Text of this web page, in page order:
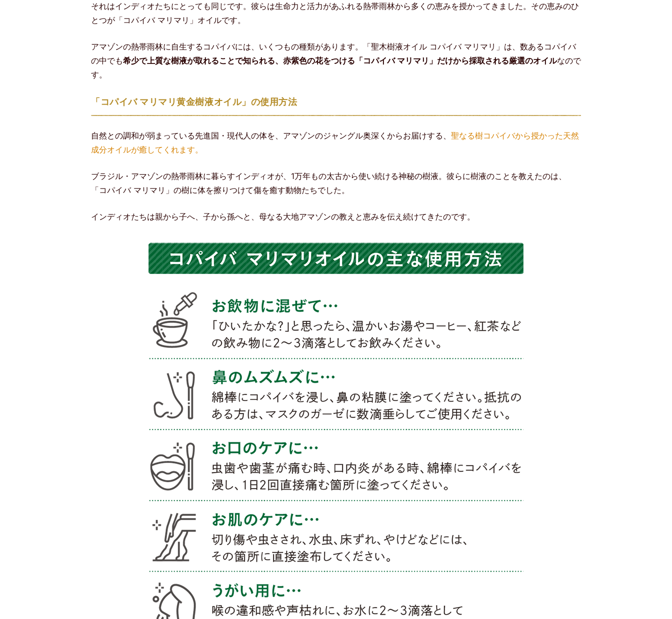
それはインディオたちにとっても同じです。彼らは生命力と活力があふれる熱帯雨林から多くの恵みを授かってきました。その恵みのひ
とつが「コパイバ マリマリ」オイルです。
アマゾンの熱帯雨林に自生するコパイバには、いくつもの種類があります。「聖木樹液オイル コパイバ マリマリ」は、数あるコパイバ
の中でも希少で上質な樹液が取れることで知られる、赤紫色の花をつける「コパイバ マリマリ」だけから採取される厳選のオイルなので
す。
「コパイバ マリマリ黄金樹液オイル」の使用方法
自然との調和が弱まっている先進国・現代人の体を、アマゾンのジャングル奥深くからお届けする、 聖なる樹コパイバから授かった天然
成分オイルが癒してくれます。
ブラジル・アマゾンの熱帯雨林に暮らすインディオが、1万年もの太古から使い続ける神秘の樹液。彼らに樹液のことを教えたのは、
「コパイバ マリマリ」の樹に体を擦りつけて傷を癒す動物たちでした。
インディオたちは親から子へ、子から孫へと、母なる大地アマゾンの教えと恵みを伝え続けてきたのです。